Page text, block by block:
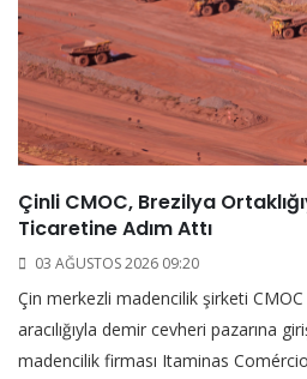
Çinli CMOC, Brezilya
Ticaretine Adım Attı
03 AĞUSTOS 2026 09:20
Çin merkezli madencilik şirketi
aracılığıyla demir cevheri pazarına
madencilik firması Itaminas